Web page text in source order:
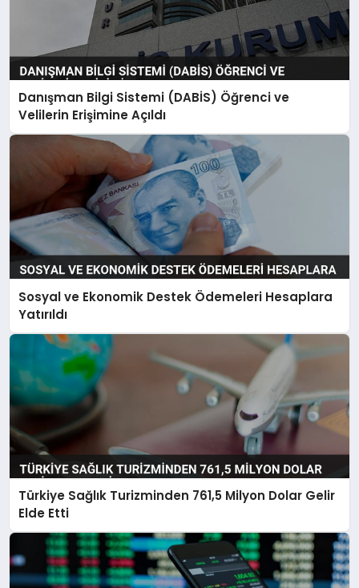
Danışman Bilgi Sistemi (DABİS) Öğrenci ve
Velilerin Erişimine Açıldı
Sosyal ve Ekonomik Destek Ödemeleri Hesaplara
Yatırıldı
Türkiye Sağlık Turizminden 761,5 Milyon Dolar Gelir
Elde Etti